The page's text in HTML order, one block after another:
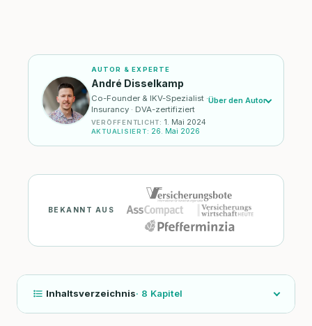
AUTOR & EXPERTE
André Disselkamp
Co-Founder & IKV-Spezialist ·
Insurancy · DVA-zertifiziert
VERÖFFENTLICHT: 1. Mai 2024
AKTUALISIERT: 26. Mai 2026
Über den Autor
BEKANNT AUS
Inhaltsverzeichnis· 8 Kapitel